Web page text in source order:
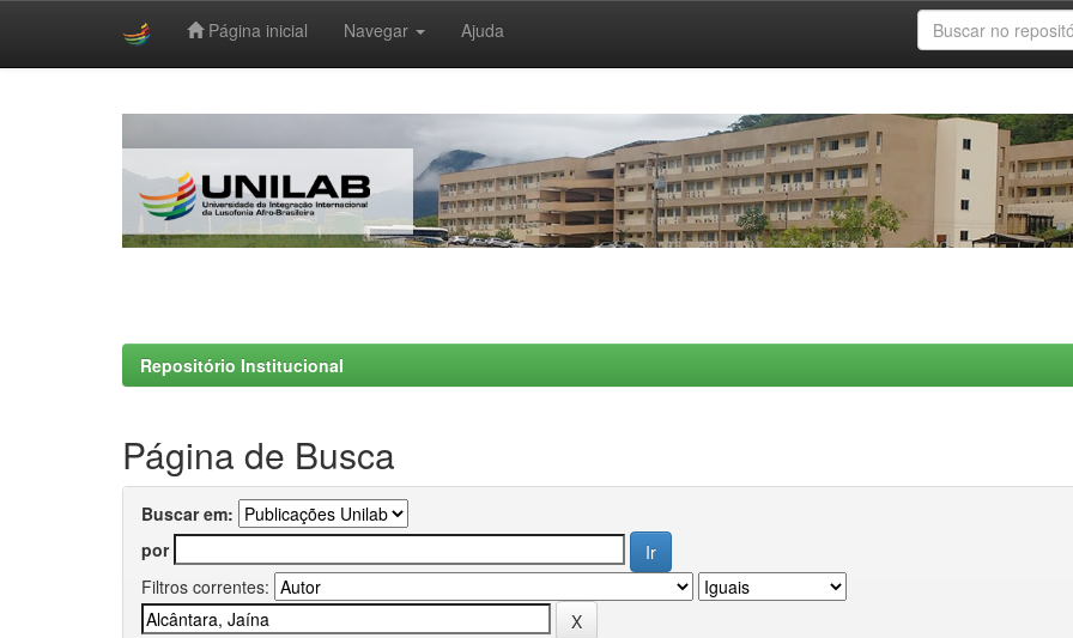
Página inicial Navegar Ajuda
Repositório Institucional
Página de Busca
Buscar em:
por
Filtros correntes: